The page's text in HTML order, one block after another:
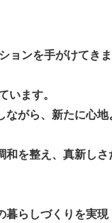
ンを手がけてきま
ます。
がら、新たに心
を整え、真新し
らしづくりを実現